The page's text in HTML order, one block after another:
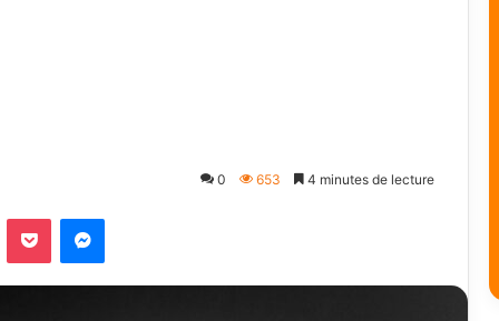
0 653 4 minutes de lecture
Pocket Messenger